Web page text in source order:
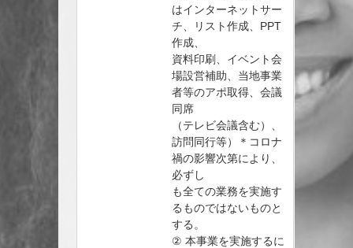
はインターネットサー
チ、リスト作成、PPT
作成、
資料印刷、イベント会
場設営補助、当地事業
者等のアポ取得、会議
同席
（テレビ会議含む）、
訪問同行等）＊コロナ
禍の影響次第により、
必ずし
も全ての業務を実施す
るものではないものと
する。
② 本事業を実施するに